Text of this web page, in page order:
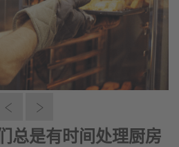
总是有时间处理厨房